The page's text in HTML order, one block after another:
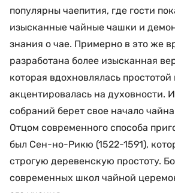
популярны чаепития, где гости
изысканные чайные чашки и
знания о чае. Примерно в это же
разработана более изысканная
которая вдохновлялась простотой
акцентировалась на духовности.
собраний берет свое начало
Отцом современного способа
был Сен-но-Рикю (1522-1591),
строгую деревенскую простоту.
современных школ чайной